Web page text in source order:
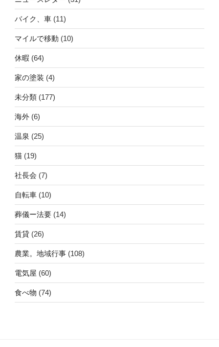
バイク、車 (11)
マイルで移動 (10)
休暇 (64)
家の塗装 (4)
未分類 (177)
海外 (6)
温泉 (25)
猫 (19)
社長会 (7)
自転車 (10)
葬儀ー法要 (14)
賃貸 (26)
農業。地域行事 (108)
電気屋 (60)
食べ物 (74)